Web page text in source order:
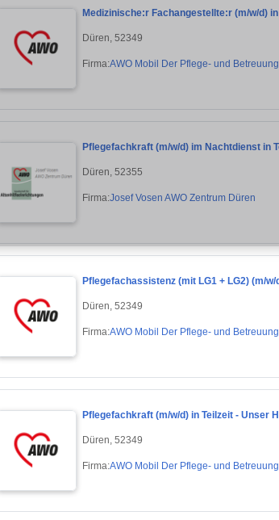
Medizinische:r Fachangestellte:r (m/w/d)
Düren, 52349
Firma:AWO Mobil Der Pflege- und
Pflegefachkraft (m/w/d) im Nachtdienst in
Düren, 52355
Firma:Josef Vosen AWO Zentrum Düren
Pflegefachassistenz (mit LG1 + LG2) (m/
Düren, 52349
Firma:AWO Mobil Der Pflege- und
Pflegefachkraft (m/w/d) in Teilzeit - Unser
Düren, 52349
Firma:AWO Mobil Der Pflege- und